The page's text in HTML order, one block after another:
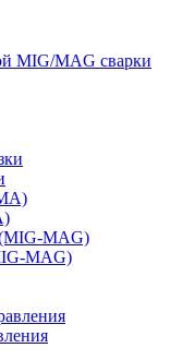
MIG/MAG сварки
MAG)